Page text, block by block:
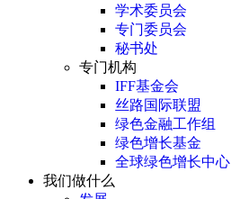
学术委员会
专门委员会
秘书处
专门机构
IFF基金会
丝路国际联盟
绿色金融工作组
绿色增长基金
全球绿色增长中心
我们做什么